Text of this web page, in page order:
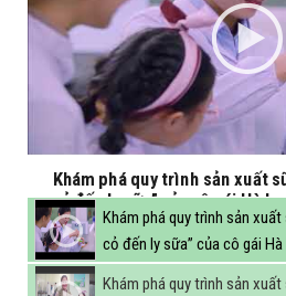
Khám phá quy trình sản xuất
cỏ đến ly sữa” của cô gái Hà
Khám phá quy trình sản
cỏ đến ly sữa” của cô gái Hà
Khám phá quy trình sản